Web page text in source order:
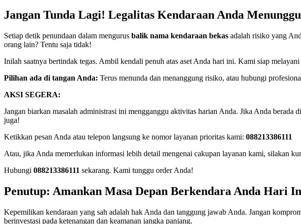
Jangan Tunda Lagi! Legalitas Kendaraan Anda
Setiap detik penundaan dalam mengurus balik nama kendaraan bekas adalah risiko yang
orang lain? Tentu saja tidak!
Inilah saatnya bertindak tegas. Ambil kendali penuh atas aset Anda hari ini. Kami siap
Pilihan ada di tangan Anda: Terus menunda dan menanggung risiko, atau hubungi
AKSI SEGERA:
Jangan biarkan masalah administrasi ini mengganggu aktivitas harian Anda. Jika Anda berada
juga!
Ketikkan pesan Anda atau telepon langsung ke nomor layanan prioritas kami: 088213386111
Atau, jika Anda memerlukan informasi lebih detail mengenai cakupan layanan kami, silakan
Hubungi 088213386111 sekarang. Kami tunggu order Anda!
Penutup: Amankan Masa Depan Berkendara Anda Hari
Kepemilikan kendaraan yang sah adalah hak Anda dan tanggung jawab Anda. Jangan
berinvestasi pada ketenangan dan keamanan jangka panjang.